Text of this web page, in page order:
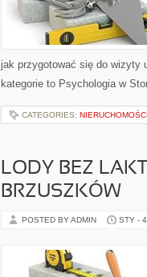
jak przygotować się do wizyty
kategorie to Psychologia w
CATEGORIES: NIERUCHOMOŚCI
LODY BEZ
BRZUSZKÓW
POSTED BY ADMIN STY -